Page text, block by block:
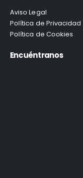
Aviso Legal
Política de Privacidad
Política de Cookies
Encuéntranos